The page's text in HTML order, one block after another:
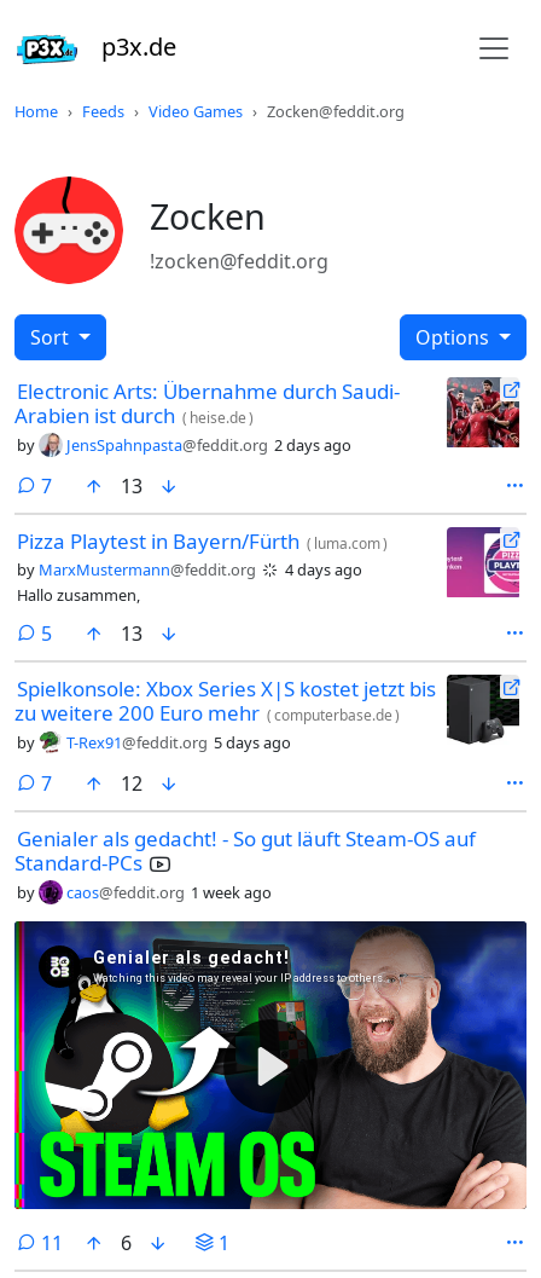
p3x.de
Home Feeds Video Games Zocken@feddit.org
Zocken
!zocken@feddit.org
Sort Options
Electronic Arts: Übernahme durch Saudi-
Arabien ist durch ( heise.de)
by JensSpahnpasta@feddit.org 2 days ago
7comments
13
Pizza Playtest in Bayern/Fürth ( luma.com)
by MarxMustermann@feddit.org
4 days ago
Hallo zusammen,
5comments
13
Spielkonsole: Xbox Series X|S kostet jetzt bis
zu weitere 200 Euro mehr (computerbase.de)
by T-Rex91@feddit.org 5 days ago
7comments
12
Genialer als gedacht! - So gut läuft Steam-OS auf
Standard-PCs
by caos@feddit.org 1 week ago
11 comments
6 1